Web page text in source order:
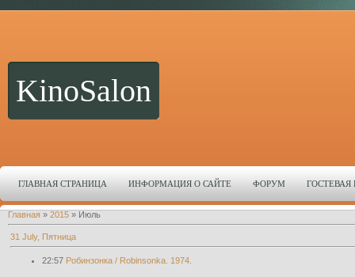
KinoSalon
ГЛАВНАЯ СТРАНИЦА ИНФОРМАЦИЯ О САЙТЕ ФОРУМ ГОСТЕВАЯ
Главная » 2015 » Июль
31 July, Пятница
22:57 Робинзонка / Robinsonka. 1974.